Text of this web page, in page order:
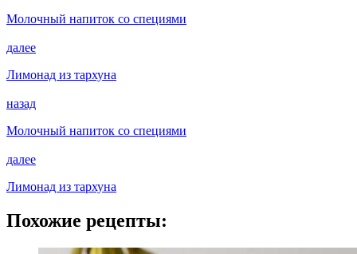
Молочный напиток со специями
далее
Лимонад из тархуна
назад
Молочный напиток со специями
далее
Лимонад из тархуна
Похожие рецепты: